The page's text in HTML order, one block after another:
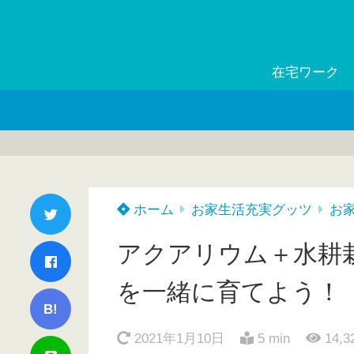
在宅ワーク
B!
ホーム お家生活充実グッツ お
アクアリウム＋水耕
を一緒に育てよう！
2021年1月10日 5 min